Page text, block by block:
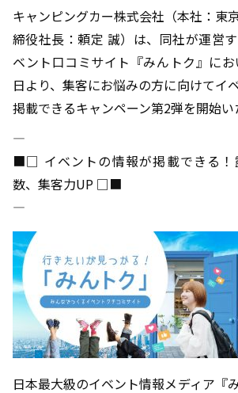
キャンピングカー株式会社（本社：東
締役社長：頼定 誠）は、同社が運営
ベント口コミサイト『みんトク』に
日より、集客にお悩みの方に向けてイ
掲載できるキャンペーン第2弾を開始い
――――――――――――――――――――――――――――――――――――――――
■□ イベントの情報が掲載できる！
数、集客力UP □■
――――――――――――――――――――――――――――――――――――――――
日本最大級のイベント情報メディア『